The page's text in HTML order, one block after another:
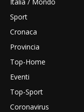
Sport
Cronaca
Provincia
Top-Home
Eventi
Top-Sport
Coronavirus